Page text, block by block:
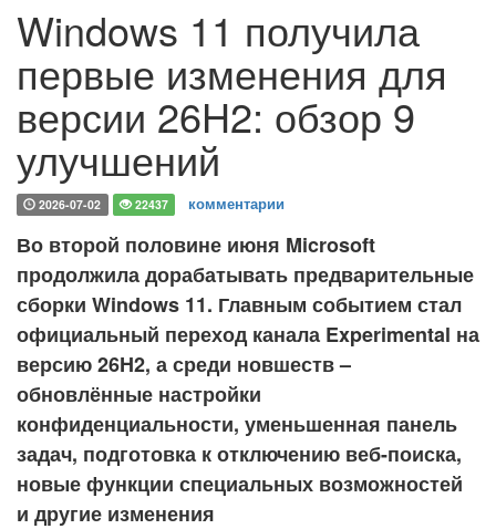
Windows 11 получила
первые изменения для
версии 26H2: обзор 9
улучшений
2026-07-02 22437 комментарии
Во второй половине июня Microsoft
продолжила дорабатывать предварительные
сборки Windows 11. Главным событием стал
официальный переход канала Experimental на
версию 26H2, а среди новшеств –
обновлённые настройки
конфиденциальности, уменьшенная панель
задач, подготовка к отключению веб-поиска,
новые функции специальных возможностей
и другие изменения